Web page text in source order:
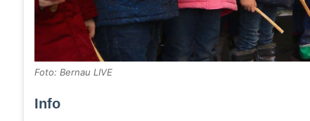
Foto: Bernau LIVE
Info